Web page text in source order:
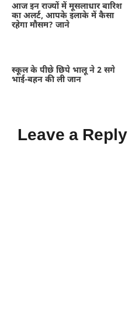
आज इन राज्यों में मूसलाधार बारिश
का अलर्ट, आपके इलाके में कैसा
रहेगा मौसम? जाने
स्कूल के पीछे छिपे भालू ने 2 सगे
भाई-बहन की ली जान
Leave a Reply